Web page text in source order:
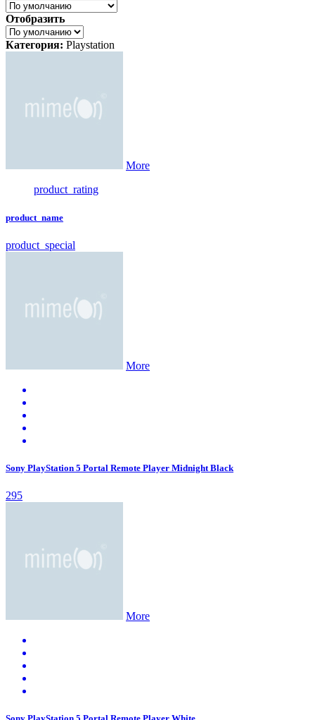
Отобразить
Категория: Playstation
More
product_rating
product_name
product_special
More
Sony PlayStation 5 Portal Remote Player Midnight Black
295
More